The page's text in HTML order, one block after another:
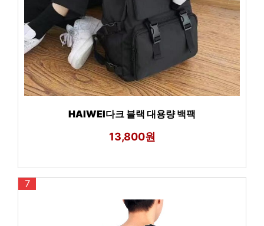
HAIWEI다크 블랙 대용량 백팩
13,800원
7